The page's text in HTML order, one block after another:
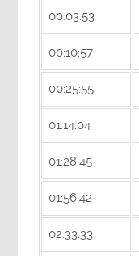
00:03:53
00:10:57
00:25:55
01:14:04
01:28:45
01:56:42
02:33:33